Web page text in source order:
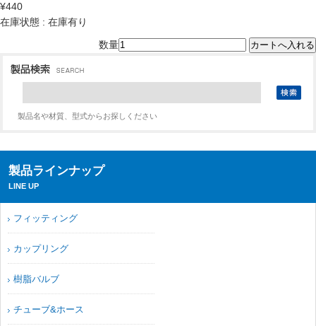
¥440
在庫状態 : 在庫有り
数量
製品名や材質、型式からお探しください
製品ラインナップ
LINE UP
フィッティング
カップリング
樹脂バルブ
チューブ&ホース